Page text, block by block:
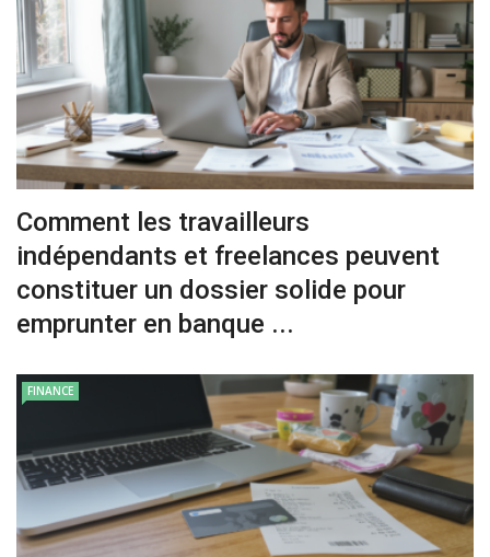
Comment les travailleurs
indépendants et freelances peuvent
constituer un dossier solide pour
emprunter en banque ...
FINANCE